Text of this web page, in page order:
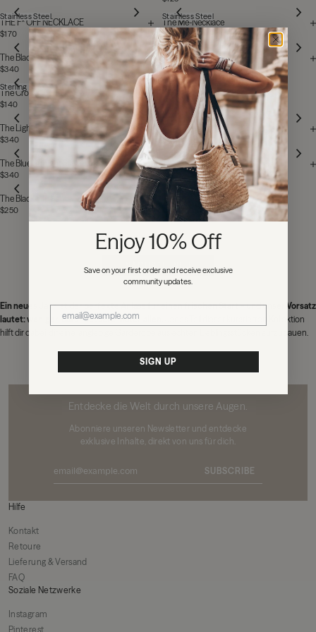
THE F* OFF NECKLACE
$170
Stainless Steel
The Me-Necklace
$170
Stainless Steel
The Black Loose Jeans
$340
The Thorn Hoops
$280
Sterling Silver
The Cross Charm
$140
Sterling Silver
The Light Blue Baggy Jeans
$340
The Chain
$140
Stainless Steel
The Blue Straight Slit Jeans
$340
The Black Baggy Jeans
$340
The Black Slip Pants
$250
NÄCHSTE: NEU
Ein neues Jahr ist der perfekte Anlass für einen frischen Start – und unser Vorsatz
lautet: weniger, dafür bessere Materialien.
Jedes Teil dieser kuratierten Kollektion
hilft dir dabei, dir eine langlebige Garderobe aus echten Lieblingsstücken aufzubauen.
Entdecke die Welt durch unsere Augen.
Abonniere unseren Newsletter und entdecke
exklusive Inhalte, direkt von uns für dich.
SUBSCRIBE
Hilfe
Kontakt
Retoure
Lieferung & Versand
FAQ
Soziale Netzwerke
Instagram
Pinterest
Enjoy 10% Off
Save on your first order and receive exclusive
community updates.
SIGN UP